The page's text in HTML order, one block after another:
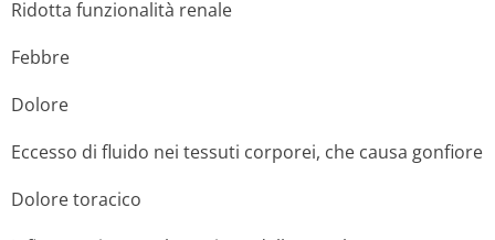
Ridotta funzionalità renale
Febbre
Dolore
Eccesso di fluido nei tessuti corporei, che causa gonfiore
Dolore toracico